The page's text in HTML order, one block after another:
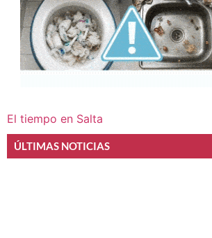
El tiempo en Salta
ÚLTIMAS NOTICIAS